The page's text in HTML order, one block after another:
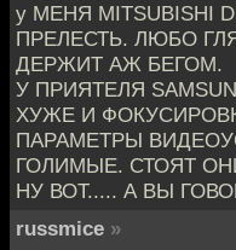
у МЕНЯ MITSUBISHI
ПРЕЛЕСТЬ. ЛЮБО
ДЕРЖИТ АЖ БЕГОМ.
У ПРИЯТЕЛЯ
ХУЖЕ И
ПАРАМЕТРЫ
ГОЛИМЫЕ. СТОЯТ
НУ ВОТ..... А ВЫ
russmice »